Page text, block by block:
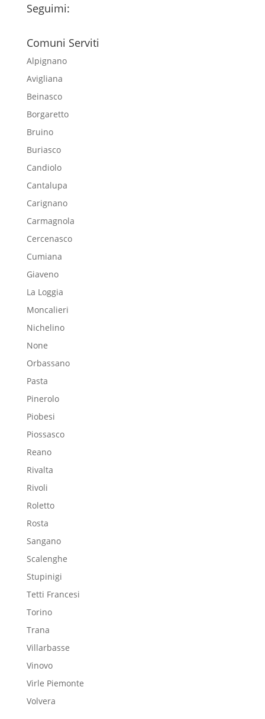
Seguimi:
Comuni Serviti
Alpignano
Avigliana
Beinasco
Borgaretto
Bruino
Buriasco
Candiolo
Cantalupa
Carignano
Carmagnola
Cercenasco
Cumiana
Giaveno
La Loggia
Moncalieri
Nichelino
None
Orbassano
Pasta
Pinerolo
Piobesi
Piossasco
Reano
Rivalta
Rivoli
Roletto
Rosta
Sangano
Scalenghe
Stupinigi
Tetti Francesi
Torino
Trana
Villarbasse
Vinovo
Virle Piemonte
Volvera